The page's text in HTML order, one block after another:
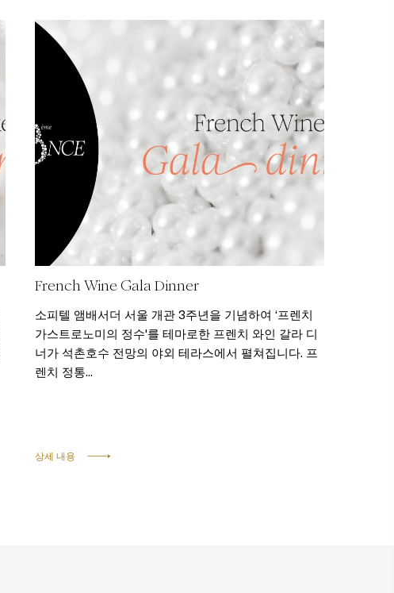
French Wine Gala Dinner
소피텔 앰배서더 서울 개관 3주년을 기념하여 ‘프렌치
가스트로노미의 정수'를 테마로한 프렌치 와인 갈라 디
너가 석촌호수 전망의 야외 테라스에서 펼쳐집니다. 프
렌치 정통...
상세 내용